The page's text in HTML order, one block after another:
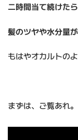
二時間当て続けたら
髪のツヤや水分量
もはやオカルトの
まずは、ご覧あれ。